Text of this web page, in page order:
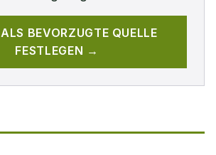
ALS BEVORZUGTE QUELLE
FESTLEGEN →